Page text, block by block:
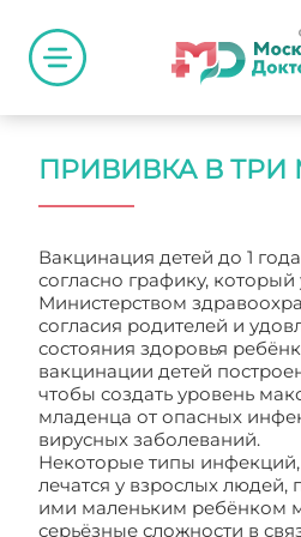
ПРИВИВКА В ТРИ
Вакцинация детей до 1
согласно графику, который
Министерством
согласия родителей и
состояния здоровья
вакцинации детей
чтобы создать уровень
младенца от опасных
вирусных заболеваний.
Некоторые типы
лечатся у взрослых людей,
ими маленьким ребёнком
серьёзные сложности в